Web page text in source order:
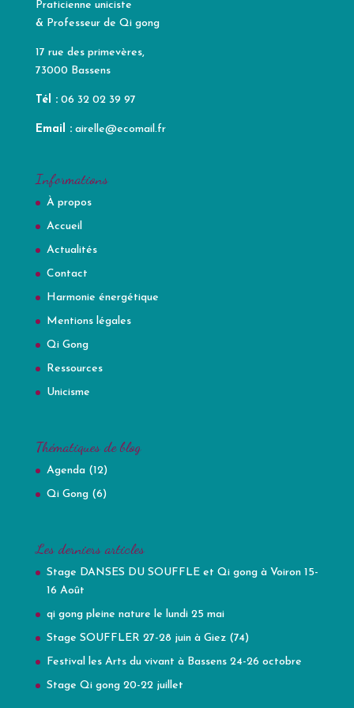
Praticienne uniciste
& Professeur de Qi gong
17 rue des primevères,
73000 Bassens
Tél : 06 32 02 39 97
Email : airelle@ecomail.fr
Informations
À propos
Accueil
Actualités
Contact
Harmonie énergétique
Mentions légales
Qi Gong
Ressources
Unicisme
Thématiques de blog
Agenda(12)
Qi Gong(6)
Les derniers articles
Stage DANSES DU SOUFFLE et Qi gong à Voiron 15-
16 Août
qi gong pleine nature le lundi 25 mai
Stage SOUFFLER 27-28 juin à Giez (74)
Festival les Arts du vivant à Bassens 24-26 octobre
Stage Qi gong 20-22 juillet